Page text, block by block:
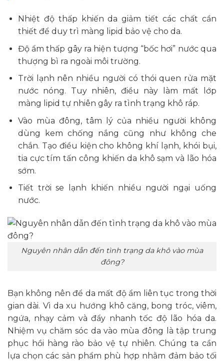
Nhiệt độ thấp khiến da giảm tiết các chất cần
thiết để duy trì màng lipid bảo vệ cho da.
Độ ẩm thấp gây ra hiện tượng “bốc hơi” nước qua
thượng bì ra ngoài môi trường.
Trời lạnh nên nhiều người có thói quen rửa mặt
nước nóng. Tuy nhiên, điều này làm mất lớp
màng lipid tự nhiên gây ra tình trạng khô ráp.
Vào mùa đông, tâm lý của nhiều người không
dùng kem chống nắng cũng như không che
chắn. Tạo điều kiện cho không khí lạnh, khói bụi,
tia cực tím tấn công khiến da khô sạm và lão hóa
sớm.
Tiết trời se lạnh khiến nhiều người ngại uống
nước.
Nguyên nhân dẫn đến tình trạng da khô vào mùa
đông?
Bạn không nên để da mất độ ẩm liên tục trong thời
gian dài. Vì da xu hướng khô căng, bong tróc, viêm,
ngứa, nhạy cảm và đẩy nhanh tốc độ lão hóa da.
Nhiệm vụ chăm sóc da vào mùa đông là tập trung
phục hồi hàng rào bảo vệ tự nhiên. Chúng ta cần
lựa chọn các sản phẩm phù hợp nhằm đảm bảo tối